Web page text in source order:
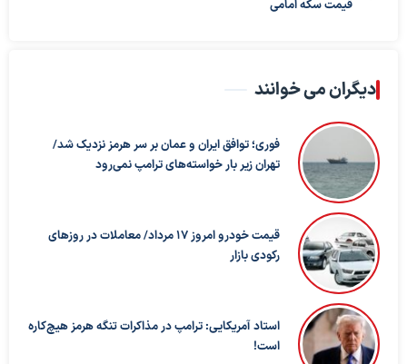
قیمت سکه امامی
دیگران می خوانند
فوری؛ توافق ایران و عمان بر سر هرمز نزدیک شد/
تهران زیر بار خواسته‌های ترامپ نمی‌رود
قیمت خودرو امروز ۱۷ مرداد/ معاملات در روزهای
رکودی بازار
استاد آمریکایی: ترامپ در مذاکرات تنگه هرمز هیچ‌کاره
است!